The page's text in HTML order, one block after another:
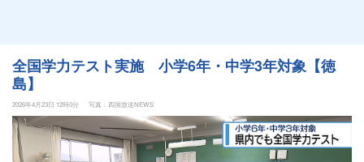
全国学力テスト実施 小学6年・中学3年対象【徳
島】
2026年4月23日 12時0分 写真：四国放送NEWS